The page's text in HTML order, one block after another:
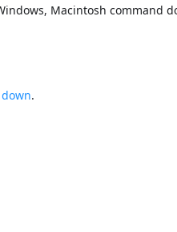
Macintosh command
.